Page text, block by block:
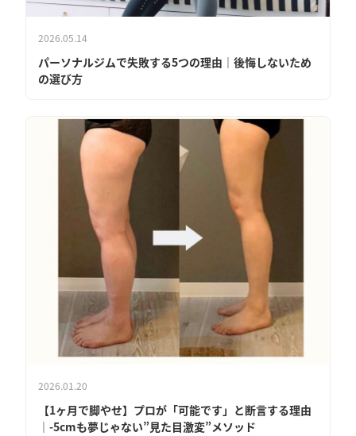
2026.05.14
パーソナルジムで失敗する5つの理由｜後悔しないため
の選び方
2026.01.20
【1ヶ月で脚やせ】プロが「可能です」と断言する理由
｜-5cmも夢じゃない”見た目激変”メソッド